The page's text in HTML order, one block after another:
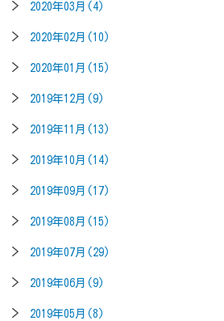
2020年03月(4)
2020年02月(10)
2020年01月(15)
2019年12月(9)
2019年11月(13)
2019年10月(14)
2019年09月(17)
2019年08月(15)
2019年07月(29)
2019年06月(9)
2019年05月(8)